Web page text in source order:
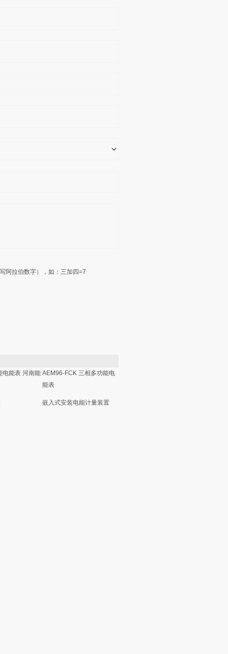
阿拉伯数字），如：三加四=7
电能表 河南能 AEM96-FCK 三相多功能电
能表
嵌入式安装电能计量装置